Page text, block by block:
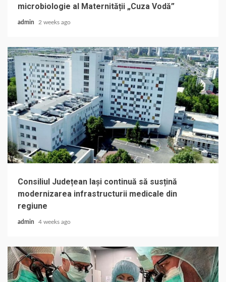
microbiologie al Maternității „Cuza Vodă”
admin 2 weeks ago
Consiliul Județean Iași continuă să susțină
modernizarea infrastructurii medicale din
regiune
admin 4 weeks ago